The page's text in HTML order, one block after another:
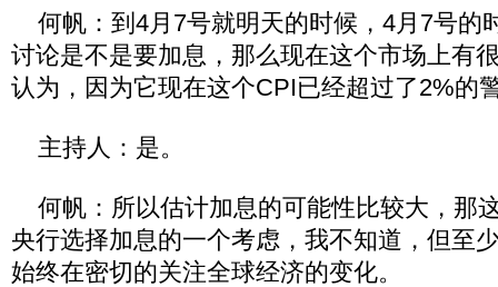
何帆：到4月7号就明天的时候，4月7号的
讨论是不是要加息，那么现在这个市场上有
认为，因为它现在这个CPI已经超过了2%的
主持人：是。
何帆：所以估计加息的可能性比较大，那
央行选择加息的一个考虑，我不知道，但至
始终在密切的关注全球经济的变化。